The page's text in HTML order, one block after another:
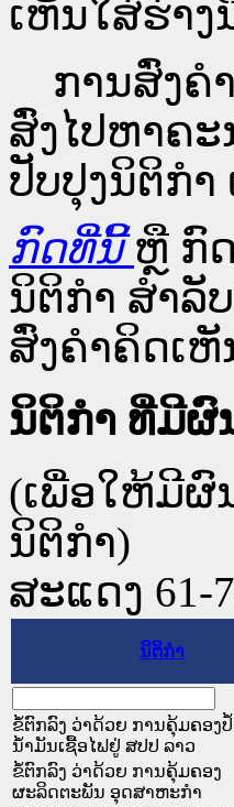
ເຫັນໃສ່ຮ່າງ
ການສົ່ງຄໍາ
ສົ່ງໄປຫາຄ
ປັບປຸງນິຕິກຳ
ກົດທີ່ນີ້ ຫຼື ກົ
ນິຕິກໍາ ສໍາລັ
ສົ່ງຄຳຄິດເ
ນິຕິກໍາ ທີ່ມີຜົ
(ເພື່ອໃຫ້ມີ
ນິຕິກໍາ)
ສະແດງ 61-
ນິຕິກໍາ
ຂໍ້ຕົກລົງ ວ່າດ້ວຍ ການຄຸ້ມຄອງ
ນ້ຳມັນເຊື້ອໄຟຢູ່ ສປປ ລາວ
ຂໍ້ຕົກລົງ ວ່າດ້ວຍ ການຄຸ້ມຄອງ
ຜະລິດຕະພັນ ອຸດສາຫະກຳ